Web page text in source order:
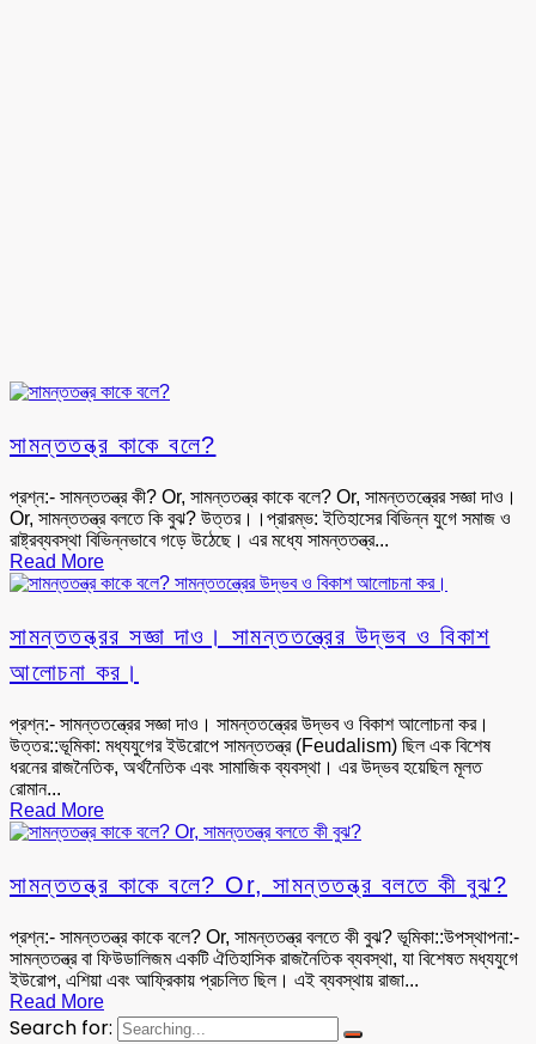
সামন্ততন্ত্র কাকে বলে?
প্রশ্ন:- সামন্ততন্ত্র কী? Or, সামন্ততন্ত্র কাকে বলে? Or, সামন্ততন্ত্রের সজ্ঞা দাও।
Or, সামন্ততন্ত্র বলতে কি বুঝ? উত্তর।।প্রারম্ভ: ইতিহাসের বিভিন্ন যুগে সমাজ ও
রাষ্ট্রব্যবস্থা বিভিন্নভাবে গড়ে উঠেছে। এর মধ্যে সামন্ততন্ত্র...
Read More
সামন্ততন্ত্রর সজ্ঞা দাও। সামন্ততন্ত্রের উদ্ভব ও বিকাশ
আলোচনা কর।
প্রশ্ন:- সামন্ততন্ত্রের সজ্ঞা দাও। সামন্ততন্ত্রের উদ্ভব ও বিকাশ আলোচনা কর।
উত্তর::ভূমিকা: মধ্যযুগের ইউরোপে সামন্ততন্ত্র (Feudalism) ছিল এক বিশেষ
ধরনের রাজনৈতিক, অর্থনৈতিক এবং সামাজিক ব্যবস্থা। এর উদ্ভব হয়েছিল মূলত
রোমান...
Read More
সামন্ততন্ত্র কাকে বলে? Or, সামন্ততন্ত্র বলতে কী বুঝ?
প্রশ্ন:- সামন্ততন্ত্র কাকে বলে? Or, সামন্ততন্ত্র বলতে কী বুঝ? ভূমিকা::উপস্থাপনা:-
সামন্ততন্ত্র বা ফিউডালিজম একটি ঐতিহাসিক রাজনৈতিক ব্যবস্থা, যা বিশেষত মধ্যযুগে
ইউরোপ, এশিয়া এবং আফ্রিকায় প্রচলিত ছিল। এই ব্যবস্থায় রাজা...
Read More
Search for: